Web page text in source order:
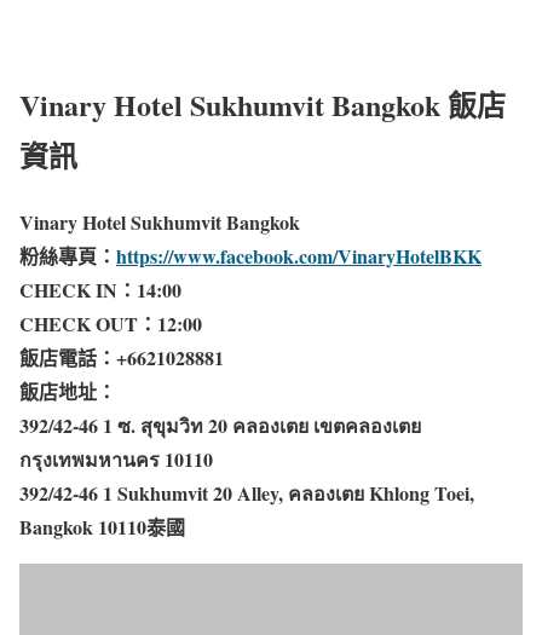
Vinary Hotel Sukhumvit Bangkok 飯店
資訊
Vinary Hotel Sukhumvit Bangkok
粉絲專頁： https://www.facebook.com/VinaryHotelBKK
CHECK IN：14:00
CHECK OUT：12:00
飯店電話：+6621028881
飯店地址：
392/42-46 1 ซ. สุขุมวิท 20 คลองเตย เขตคลองเตย
กรุงเทพมหานคร 10110
392/42-46 1 Sukhumvit 20 Alley, คลองเตย Khlong Toei,
Bangkok 10110泰國